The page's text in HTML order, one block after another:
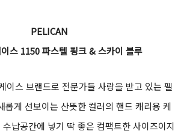
PELICAN
스 1150 파스텔 핑크 & 스카이 블루
이스 브랜드로 전문가들 사랑을 받고 있는 펠
롭게 선보이는 산뜻한 컬러의 핸드 캐리용 케
납공간에 넣기 딱 좋은 컴팩트한 사이즈이지